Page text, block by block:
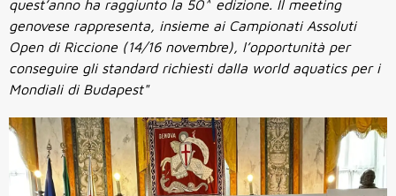
quest’anno ha raggiunto la 50^ edizione. Il meeting
genovese rappresenta, insieme ai Campionati Assoluti
Open di Riccione (14/16 novembre), l’opportunità per
conseguire gli standard richiesti dalla world aquatics per i
Mondiali di Budapest"